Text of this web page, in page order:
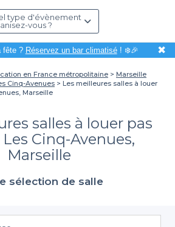
type d'évènement
vous ?
fête ? Réservez un bar climatisé! ❄️🎉 ✖
en France métropolitaine
Marseille
Cinq-Avenues
Les meilleures salles à louer
Marseille
salles à louer pas
Cinq-Avenues,
Marseille
sélection de salle